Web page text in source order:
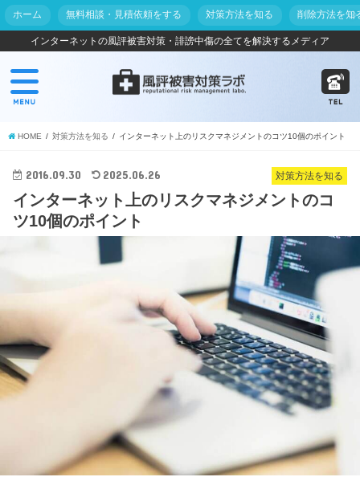
ホーム 無料相談・見積依頼をする 対策方法を知る 削除方法を知
インターネットの風評被害対策・誹謗中傷の全てを解決するメディア
HOME 対策方法を知る インターネット上のリスクマネジメントのコツ10個のポイント
対策方法を知る
2016.09.30 2025.06.26
インターネット上のリスクマネジメントのコ
ツ10個のポイント